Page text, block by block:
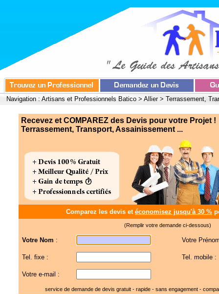
Navigation : Artisans et Professionnels Batico > Allier> Terrassement,
Recevez et COMPAREZ des Devis pour votre Projet !
Terrassement, Transport, Assainissement ...
Comparez les devis et économisez jusqu'à 30 %
(Remplir votre demande ci-dessous)
Votre Nom : Votre
Tel. fixe : Tel. mobile :
Votre e-mail :
service de demande de devis gratuit - rapide - sans engagement -